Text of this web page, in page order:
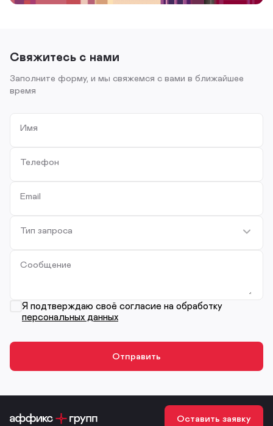
Свяжитесь с нами
Заполните форму, и мы свяжемся с вами в ближайшее
время
Имя
Телефон
Email
Тип запроса
Сообщение
Я подтверждаю своё согласие на обработку
персональных данных
Оставить заявку